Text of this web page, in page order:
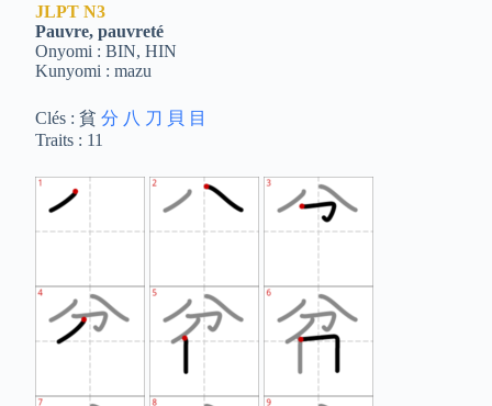
JLPT N3
Pauvre, pauvreté
Onyomi : BIN, HIN
Kunyomi : mazu
Clés : 貧分 八 刀 貝 目
Traits : 11